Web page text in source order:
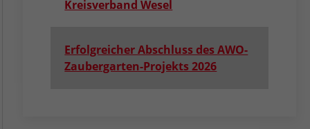
Kreisverband Wesel
Erfolgreicher Abschluss des AWO-
Zaubergarten-Projekts 2026